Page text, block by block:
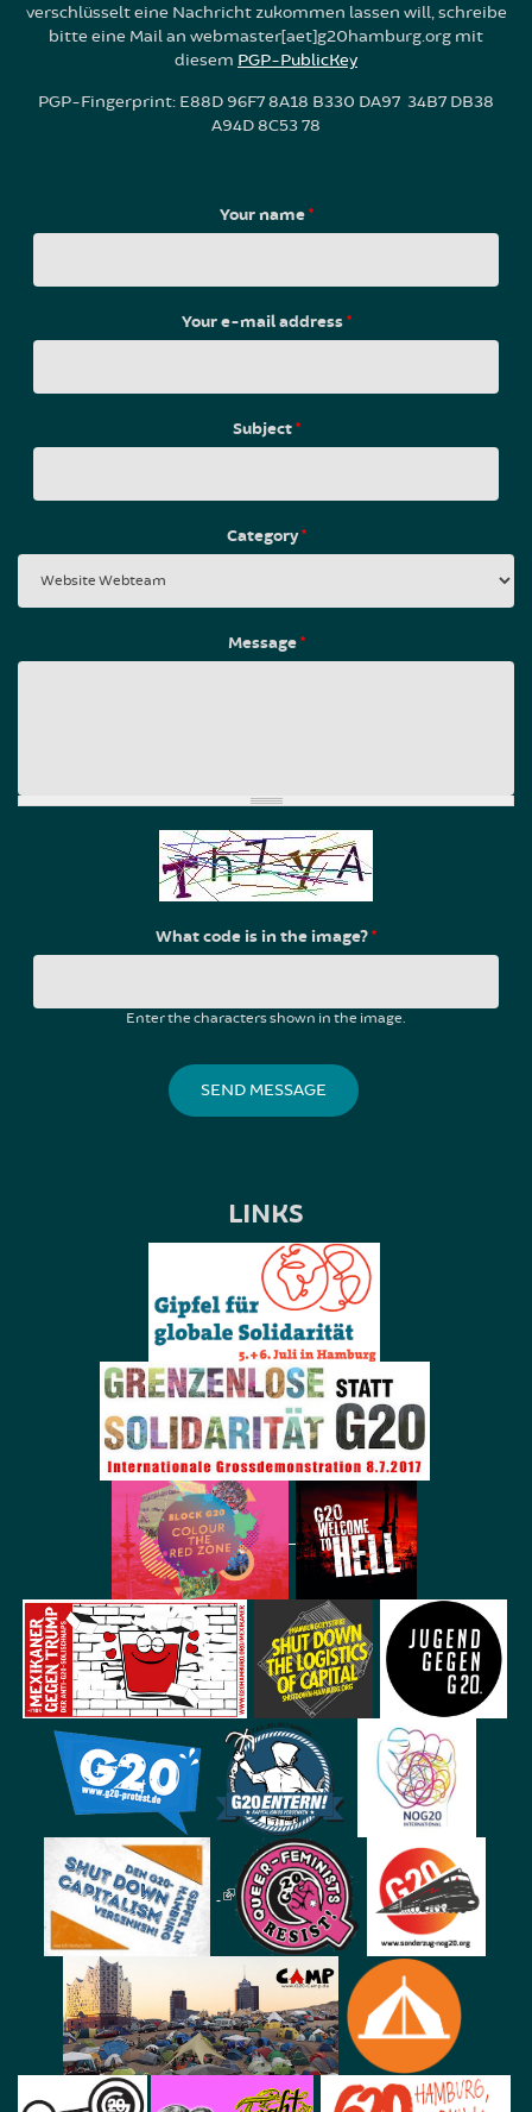
verschlüsselt eine Nachricht zukommen lassen will, schreibe
bitte eine Mail an webmaster[aet]g20hamburg.org mit
diesem PGP-PublicKey
PGP-Fingerprint: E88D 96F7 8A18 B330 DA97 34B7 DB38
A94D 8C53 78
Your name*
Your e-mail address*
Subject*
Category*
Message*
What code is in the image?*
Enter the characters shown in the image.
LINKS